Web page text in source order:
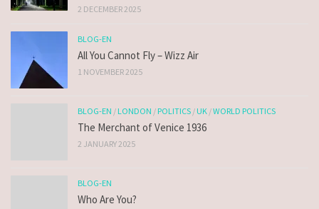
2 DECEMBER 2025
BLOG-EN
All You Cannot Fly – Wizz Air
1 NOVEMBER 2025
BLOG-EN /LONDON /POLITICS /UK /WORLD POLITICS
The Merchant of Venice 1936
2 JANUARY 2025
BLOG-EN
Who Are You?